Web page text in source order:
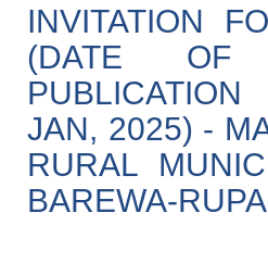
INVITATION
(DATE OF
JAN, 2025) -
RURAL
BAREWA-